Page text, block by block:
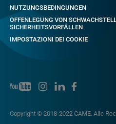
Copyright © 2018-2022 CAME. Alle
NUTZUNGSBEDINGUNGEN
OFFENLEGUNG VON
SICHERHEITSVORFÄLLEN
IMPOSTAZIONI DEI COOKIE